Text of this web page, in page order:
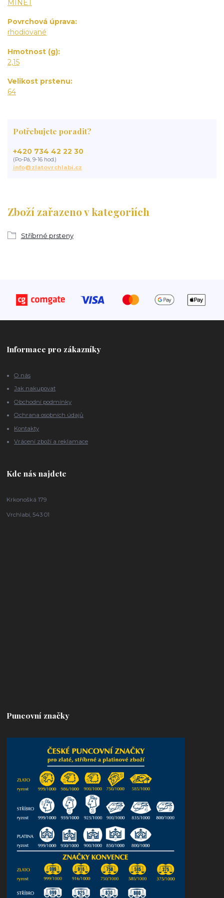
MINET
Povrchová úprava
rhodiované
Hmotnost (g)
2,15
Velikost prstenu
64
Zboží zařazeno v kategoriích
Stříbrné prsteny
Potřebujete poradit?
+420 734 42 22 30
(Po-Pá, 9-16 hod.)
info@zlatovrchlabi.cz
Informace pro zákazníky
O nás
Jak nakupovat
Obchodní podmínky
Ochrana osobních údajů
Kontakty
Vrácení zboží a reklamace
Kde nás najdete
Krkonošká 179
Vrchlabí, 543 01
Puncovní značky